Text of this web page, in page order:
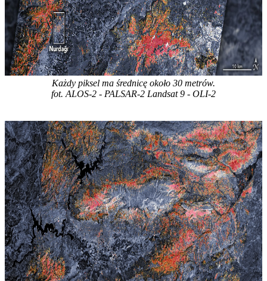
Każdy piksel ma średnicę około 30 metrów.
fot. ALOS-2 - PALSAR-2 Landsat 9 - OLI-2